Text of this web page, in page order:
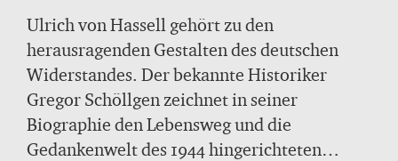
Ulrich von Hassell gehört zu den
herausragenden Gestalten des deutschen
Widerstandes. Der bekannte Historiker
Gregor Schöllgen zeichnet in seiner
Biographie den Lebensweg und die
Gedankenwelt des 1944 hingerichteten